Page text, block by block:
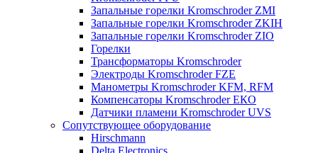
Запальные горелки Kromschroder ZМI
Запальные горелки Kromschroder ZKIH
Запальные горелки Kromschroder ZIO
Горелки
Трансформаторы Kromschroder
Электроды Kromschroder FZE
Манометры Kromschroder KFM, RFM
Компенсаторы Kromschroder ЕКО
Датчики пламени Kromschroder UVS
Сопутствующее оборудование
Hirschmann
Delta Electronics